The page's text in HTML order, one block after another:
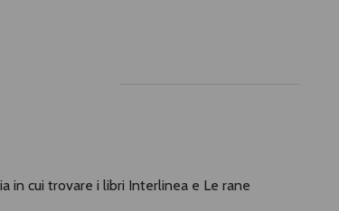
in cui trovare i libri Interlinea e Le rane